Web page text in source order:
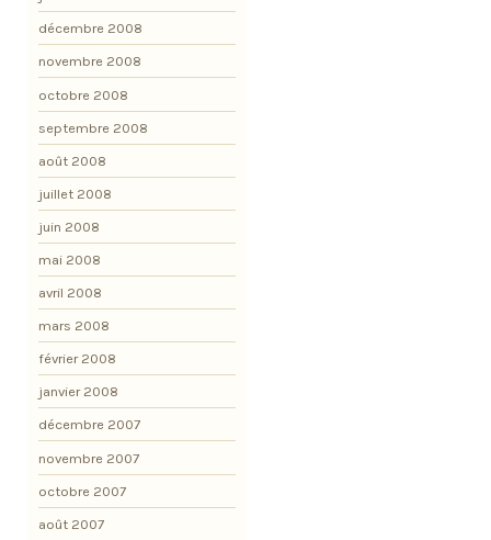
décembre 2008
novembre 2008
octobre 2008
septembre 2008
août 2008
juillet 2008
juin 2008
mai 2008
avril 2008
mars 2008
février 2008
janvier 2008
décembre 2007
novembre 2007
octobre 2007
août 2007